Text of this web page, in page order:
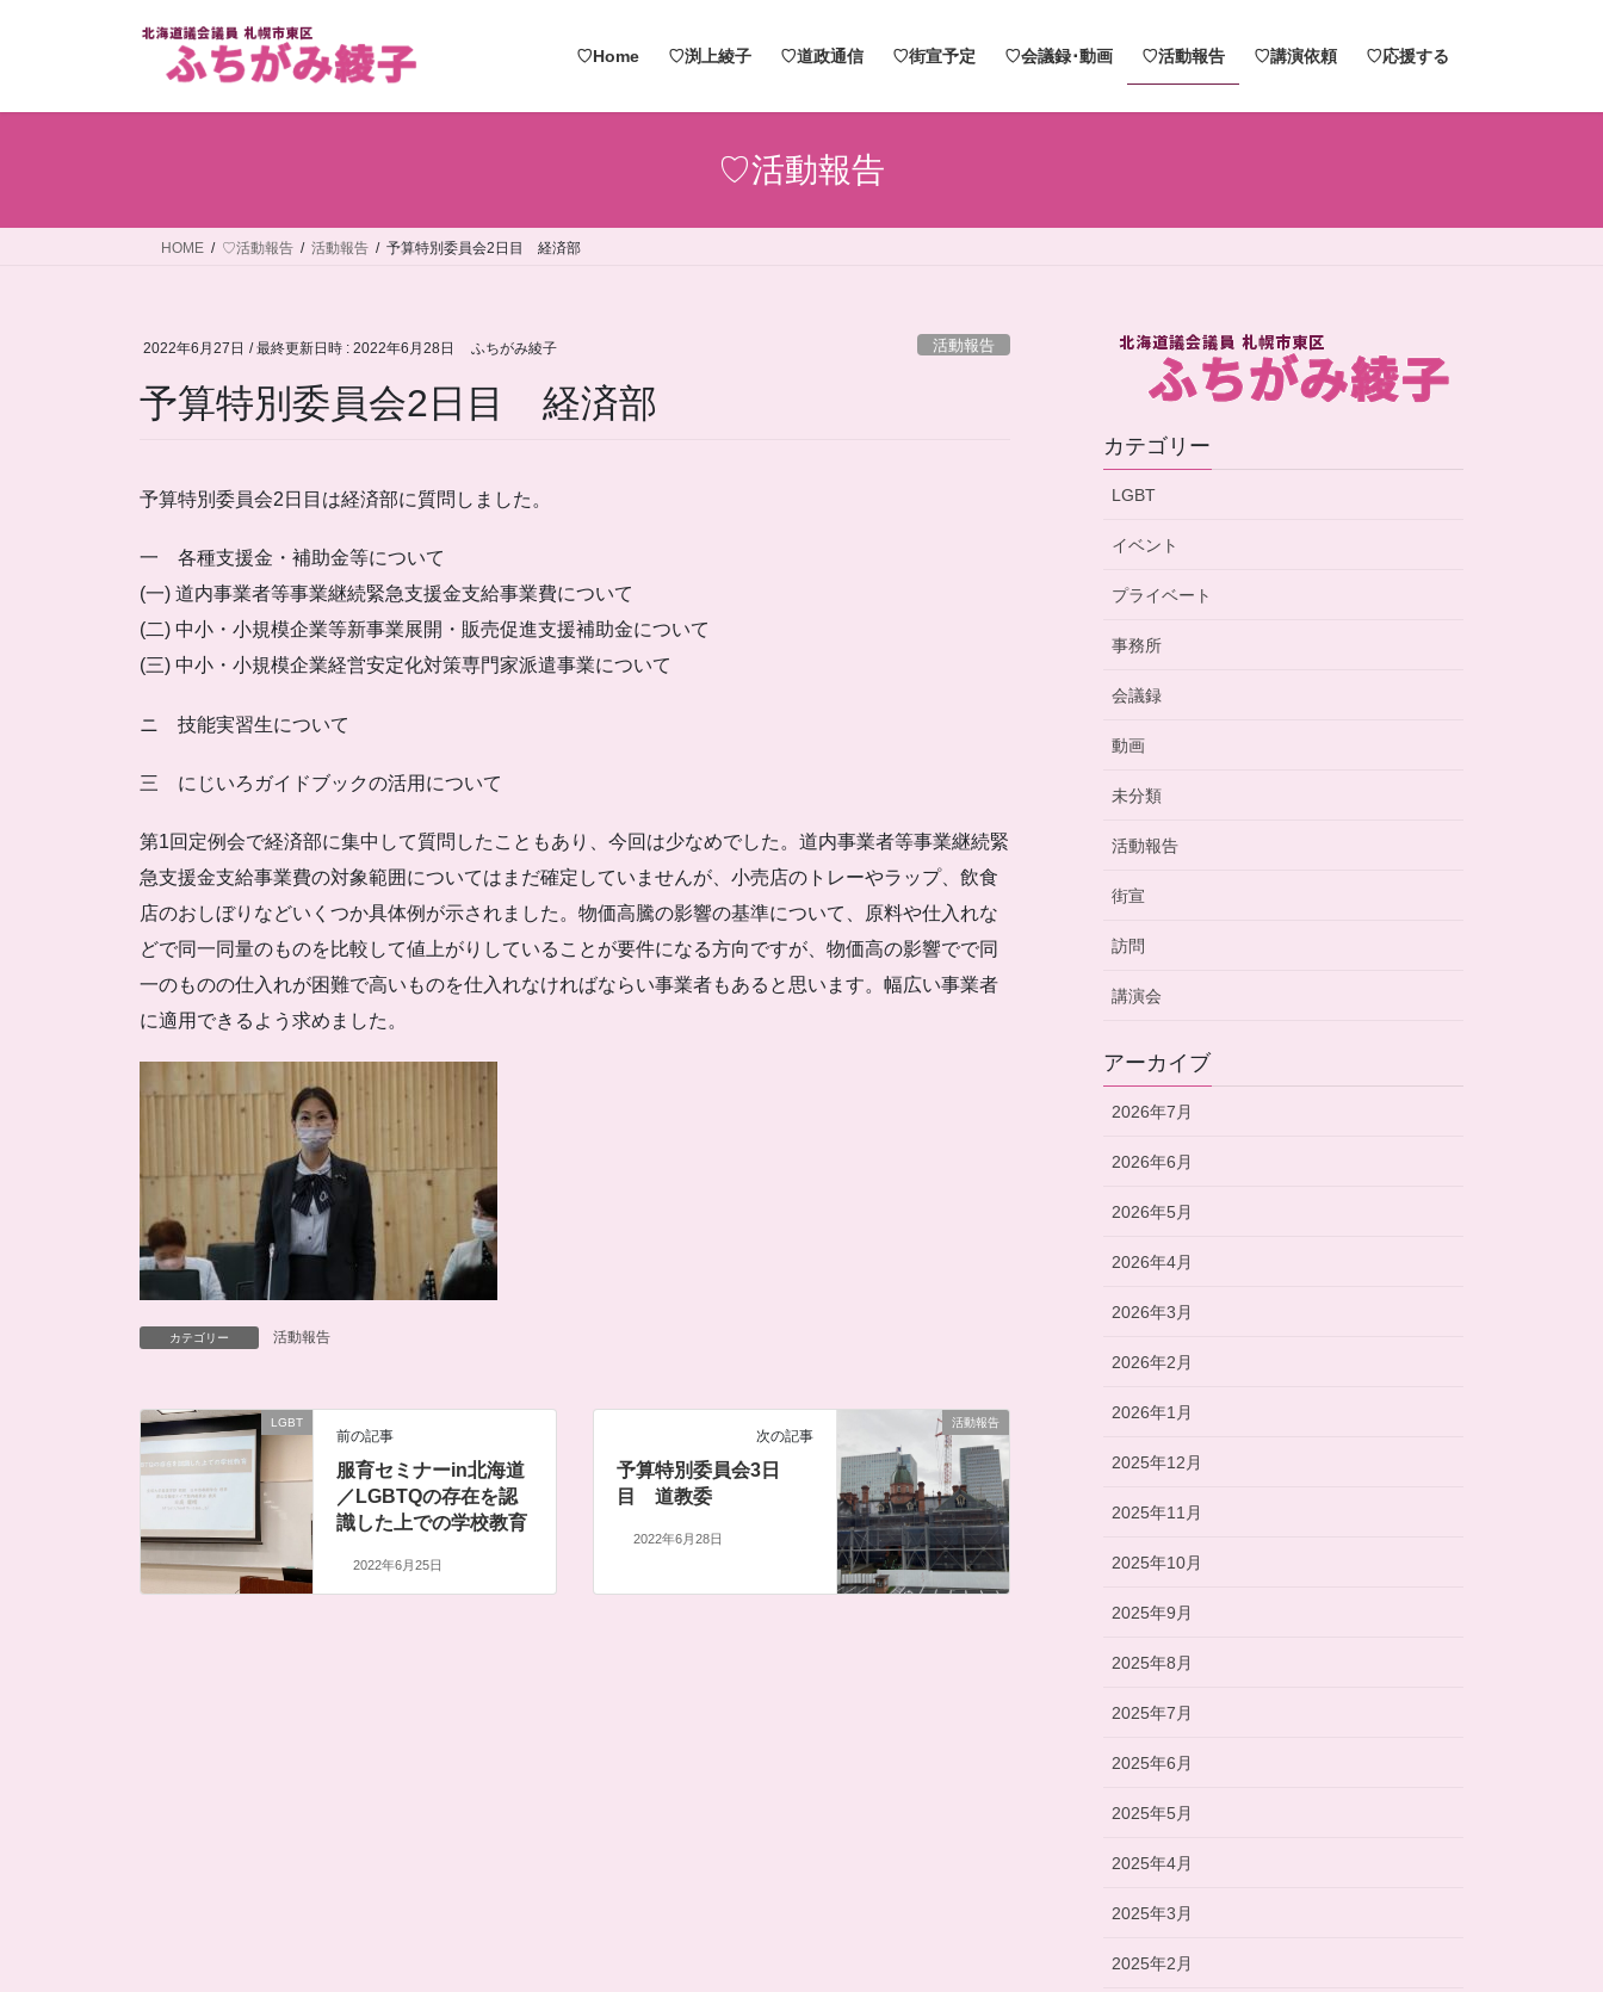
♡Home ♡渕上綾子 ♡道政通信 ♡街宣予定 ♡会議録･動画 ♡活動報告 ♡講演依頼 ♡応援する
♡活動報告
HOME ♡活動報告 活動報告 予算特別委員会2日目 経済部
2022年6月27日 / 最終更新日時 : 2022年6月28日 ふちがみ綾子 活動報告
予算特別委員会2日目 経済部
予算特別委員会2日目は経済部に質問しました。
一 各種支援金・補助金等について
(一) 道内事業者等事業継続緊急支援金支給事業費について
(二) 中小・小規模企業等新事業展開・販売促進支援補助金について
(三) 中小・小規模企業経営安定化対策専門家派遣事業について
ニ 技能実習生について
三 にじいろガイドブックの活用について
第1回定例会で経済部に集中して質問したこともあり、 今回は少なめでした。道内事業者等事業継続緊
急支援金支給事業費の対象範囲についてはまだ確定していませんが、小売店のトレーやラップ、飲食
店のおしぼりなどいくつか具体例が示されました。 物価高騰の影響の基準について、
原料や仕入れな
どで同一同量のものを比較して値上がりしているこ とが要件になる方向ですが、 物価高の影響でで同
一のものの仕入れが困難で高いものを仕入れなければならい事業者もあると思います。 幅広い事業者
に適用できるよう求めました。
カテゴリー 活動報告
LGBT
前の記事
服育セミナーin北海道
／LGBTQの存在を認
識した上での学校教育
2022年6月25日
活動報告
次の記事
予算特別委員会3日
目 道教委
2022年6月28日
カテゴリー
LGBT
イベント
プライベート
事務所
会議録
動画
未分類
活動報告
街宣
訪問
講演会
アーカイブ
2026年7月
2026年6月
2026年5月
2026年4月
2026年3月
2026年2月
2026年1月
2025年12月
2025年11月
2025年10月
2025年9月
2025年8月
2025年7月
2025年6月
2025年5月
2025年4月
2025年3月
2025年2月